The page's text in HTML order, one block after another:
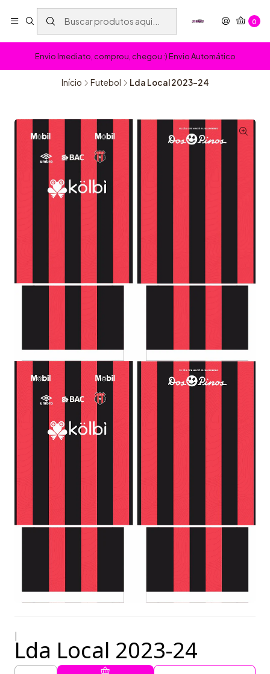
0
Envio Imediato, comprou, chegou :) Envio Automático
Início Futebol Lda Local 2023-24
Lda Local 2023-24